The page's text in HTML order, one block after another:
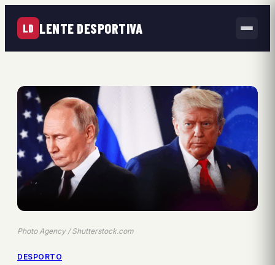
LD LENTE DESPORTIVA
Photo Agency / Shutterstock.com
DESPORTO